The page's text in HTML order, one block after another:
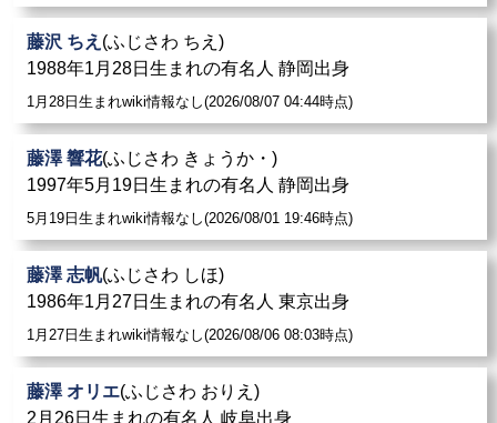
藤沢 ちえ (ふじさわ ちえ)
1988年1月28日生まれの有名人 静岡出身
1月28日生まれwiki情報なし(2026/08/07 04:44時点)
藤澤 響花(ふじさわ きょうか・)
1997年5月19日生まれの有名人 静岡出身
5月19日生まれwiki情報なし(2026/08/01 19:46時点)
藤澤 志帆(ふじさわ しほ)
1986年1月27日生まれの有名人 東京出身
1月27日生まれwiki情報なし(2026/08/06 08:03時点)
藤澤 オリエ(ふじさわ おりえ)
2月26日生まれの有名人 岐阜出身